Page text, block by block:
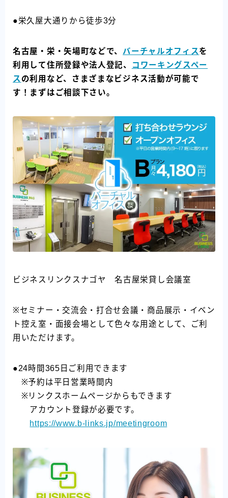
●栄久屋大通りから徒歩3分
名古屋・栄・矢場町などで、 バーチャルオフィスを
利用して住所登録や法人登記、
コワーキングスペー
ス の利用など、さまざまなビジネス活動が可能で
す！まずはご相談下さい。
ビジネスリンクスナゴヤ 名古屋栄貸し会議室
※セミナー・交流会・打合せ会議・商品展示・イベン
ト控え室・面接会場として色々な用途として、ご利
用いただけます。
●24時間365日ご利用できます
※予約は平日営業時間内
※リンクスホームページからもできます
アカウント登録が必要です。
https://www.b-links.jp/meetingroom